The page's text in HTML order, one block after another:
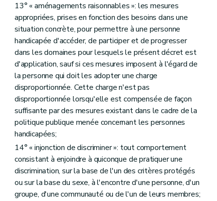
13° « aménagements raisonnables »: les mesures
appropriées, prises en fonction des besoins dans une
situation concrète, pour permettre à une personne
handicapée d'accéder, de participer et de progresser
dans les domaines pour lesquels le présent décret est
d'application, sauf si ces mesures imposent à l'égard de
la personne qui doit les adopter une charge
disproportionnée. Cette charge n'est pas
disproportionnée lorsqu'elle est compensée de façon
suffisante par des mesures existant dans le cadre de la
politique publique menée concernant les personnes
handicapées;
14° « injonction de discriminer »: tout comportement
consistant à enjoindre à quiconque de pratiquer une
discrimination, sur la base de l'un des critères protégés
ou sur la base du sexe, à l'encontre d'une personne, d'un
groupe, d'une communauté ou de l'un de leurs membres;